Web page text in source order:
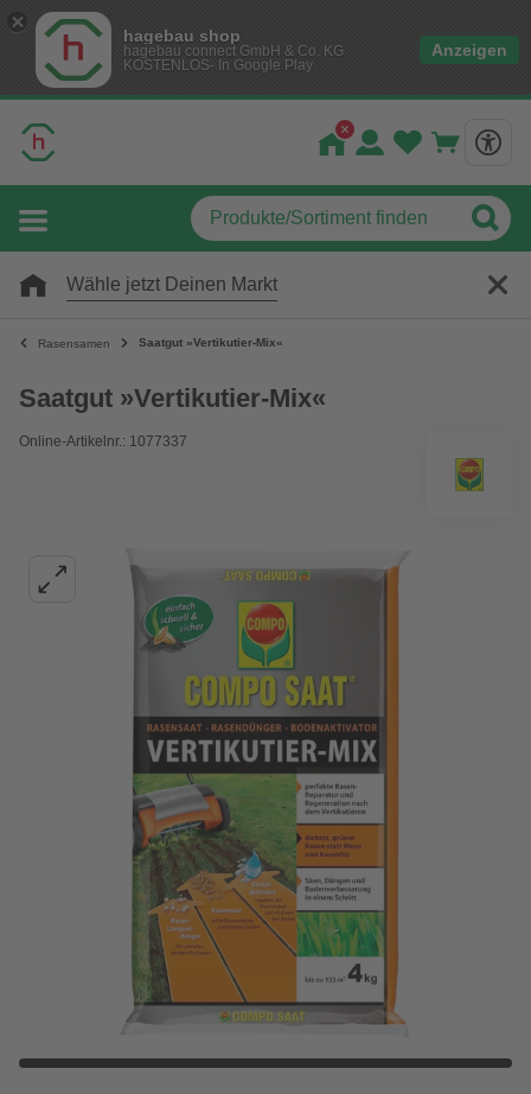
hagebau shop
hagebau connect GmbH & Co. KG
KOSTENLOS- In Google Play
Anzeigen
Wähle jetzt Deinen Markt
Rasensamen Saatgut »Vertikutier-Mix«
Saatgut »Vertikutier-Mix«
Online-Artikelnr.: 1077337